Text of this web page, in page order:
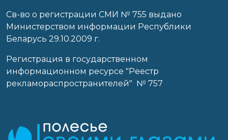
Св-во о регистрации СМИ № 755 выдано
Министерством информации Республики
Беларусь 29.10.2009 г.
Регистрация в государственном
информационном ресурсе "Реестр
рекламораспространителей" № 757